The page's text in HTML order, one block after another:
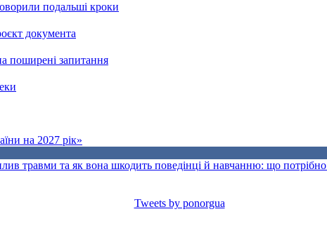
подальші кроки
документа
поширені запитання
на 2027 рік»
травми та як вона шкодить поведінці й навчанню: що
Tweets by ponorgua